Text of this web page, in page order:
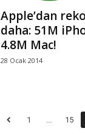
Apple’dan
daha: 51M
4.8M Mac!
28 Ocak 2014
1 15